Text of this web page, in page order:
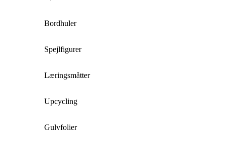
Bordhuler
Spejlfigurer
Læringsmåtter
Upcycling
Gulvfolier